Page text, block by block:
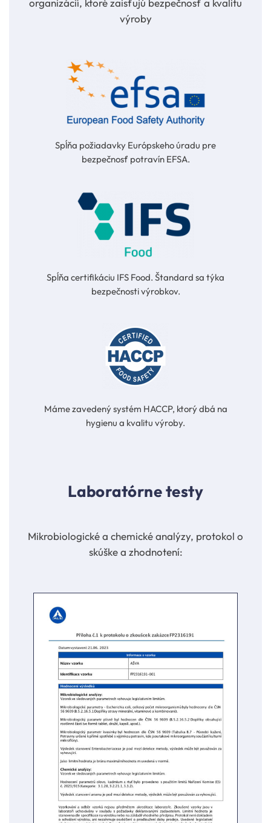
organizácií, ktoré zaisťujú bezpečnosť a kvalitu
výroby
Spĺňa požiadavky Európskeho úradu pre
bezpečnosť potravín EFSA.
Spĺňa certifikáciu IFS Food. Štandard sa týka
bezpečnosti výrobkov.
Máme zavedený systém HACCP, ktorý dbá na
hygienu a kvalitu výroby.
Laboratórne testy
Mikrobiologické a chemické analýzy, protokol o
skúške a zhodnotení: